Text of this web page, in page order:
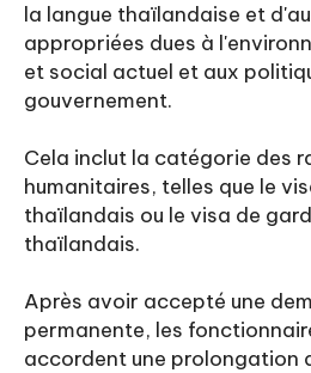
la langue thaïlandaise et
appropriées dues à
et social actuel et aux
gouvernement.
Cela inclut la catégorie des
humanitaires, telles que le
thaïlandais ou le visa de
thaïlandais.
Après avoir accepté une
permanente, les
accordent une prolongation